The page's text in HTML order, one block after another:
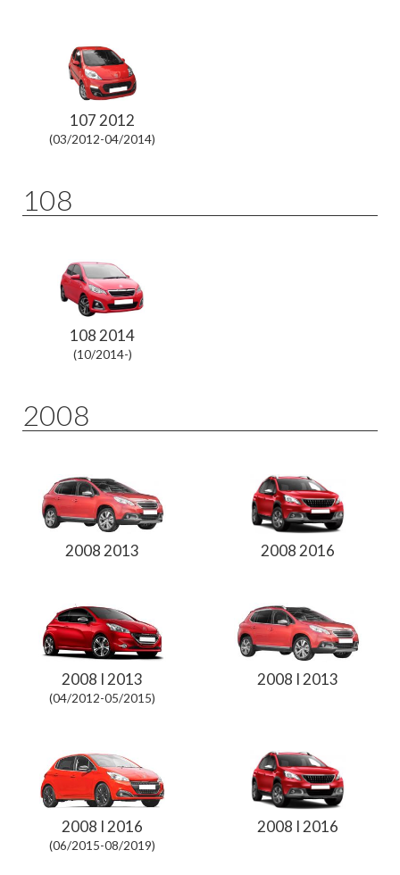
107 2012
(03/2012-04/2014)
108
108 2014
(10/2014-)
2008
2008 2013 2008 2016
2008 I 2013
(04/2012-05/2015)
2008 I 2013
2008 I 2016
(06/2015-08/2019)
2008 I 2016